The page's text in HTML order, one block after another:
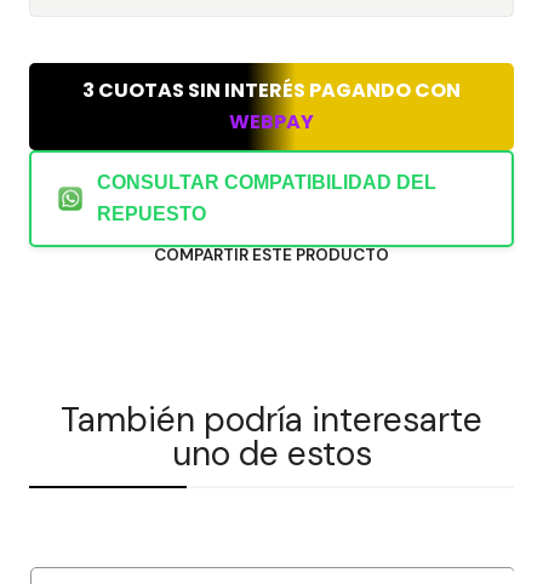
3 CUOTAS SIN INTERÉS PAGANDO CON
WEBPAY
CONSULTAR COMPATIBILIDAD DEL
REPUESTO
COMPARTIR ESTE PRODUCTO
También podría interesarte
uno de estos